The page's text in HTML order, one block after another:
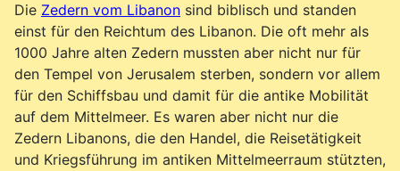
Die Zedern vom Libanon sind biblisch und standen
einst für den Reichtum des Libanon. Die oft mehr als
1000 Jahre alten Zedern mussten aber nicht nur für
den Tempel von Jerusalem sterben, sondern vor allem
für den Schiffsbau und damit für die antike Mobilität
auf dem Mittelmeer. Es waren aber nicht nur die
Zedern Libanons, die den Handel, die Reisetätigkeit
und Kriegsführung im antiken Mittelmeerraum stützten,